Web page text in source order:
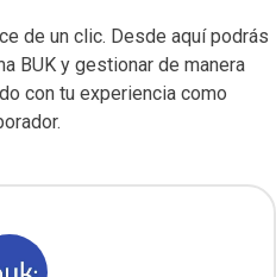
de un clic. Desde aquí podrás
BUK y gestionar de manera
con tu experiencia como